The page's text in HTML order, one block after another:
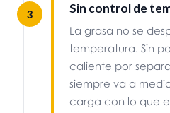
3 Sin control de
La grasa no se
temperatura. Sin
caliente por
siempre va a
carga con lo que